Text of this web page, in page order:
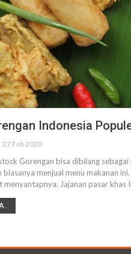
Indonesia
27 Feb 2020
Gorengan bisa dibilang
menjual menu makanan
menyantapnya. Jajanan pasar khas